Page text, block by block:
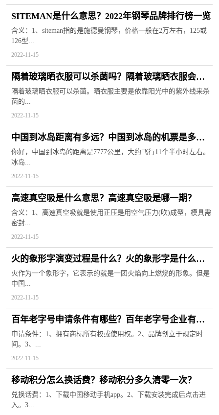
SITEMAN是什么意思？2022年钢琴品牌排行榜一览
含义：1、siteman指的是施德曼钢琴，价格一般在2万左右，125或
126型...
2022-11-15
隔着玻璃晒衣服可以杀菌吗？隔着玻璃晒衣服会掉
色吗？
隔着玻璃晒衣服可以杀菌。晒衣服主要是依靠阳光中的紫外线来杀
菌的...
2022-11-15
中国到冰岛距离有多远？中国到冰岛的机票是多少
钱？
你好，中国到冰岛的距离是7777公里，大约飞行11个半小时左右。
冰岛...
2022-11-15
高速真空吸是什么意思？高速真空吸是哪一期？
含义：1、高速真空吸就是使用正压是用空气压力(吹)成型，模具需
密封...
2022-11-15
火的象形字演变过程是什么？火的象形字是什么样
子？
火作为一个象形字，它表示的就是一团火焰向上燃烧的形象。但是
中国...
2022-11-15
百年老字号申请条件有哪些？百年老字号企业有哪
些？
申请条件：1、拥有商标所有权或使用权。2、品牌创立于规定时
间。3、...
2022-11-15
移动积分怎么换话费？移动积分多久清零一次？
兑换话费：1、下载中国移动手机app。2、下载安装完成后点击进
入。3...